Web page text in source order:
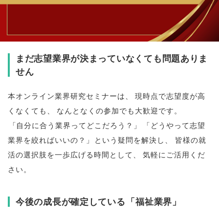
まだ志望業界が決まっていなくても問題ありま
せん
本オンライン業界研究セミナーは、
現時点で志望度が高
くなくても 、 なんとなくの参加でも大歓迎です。
「自分に合う業界ってどこだろう？ 」 「どうやって志望
業界を絞ればいいの？ 」 という疑問を解決し 、 皆様の就
活の選択肢を一歩広げる時間として 、
気軽にご活用くだ
さい。
今後の成長が確定している 「福祉業界 」